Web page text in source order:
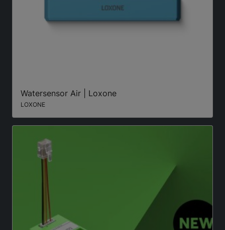
Watersensor Air | Loxone
LOXONE